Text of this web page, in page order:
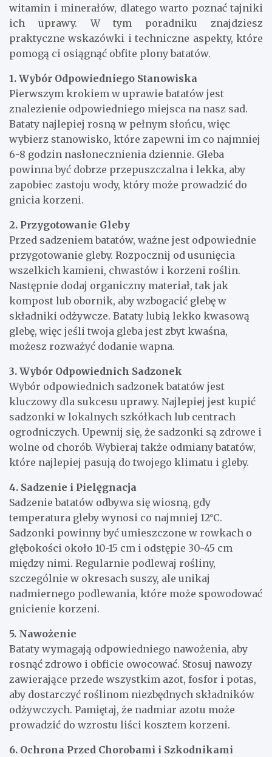
witamin i minerałów, dlatego warto poznać tajniki
ich uprawy. W tym poradniku znajdziesz
praktyczne wskazówki i techniczne aspekty, które
pomogą ci osiągnąć obfite plony batatów.
1. Wybór Odpowiedniego Stanowiska
Pierwszym krokiem w uprawie batatów jest
znalezienie odpowiedniego miejsca na nasz sad.
Bataty najlepiej rosną w pełnym słońcu, więc
wybierz stanowisko, które zapewni im co najmniej
6-8 godzin nasłonecznienia dziennie. Gleba
powinna być dobrze przepuszczalna i lekka, aby
zapobiec zastoju wody, który może prowadzić do
gnicia korzeni.
2. Przygotowanie Gleby
Przed sadzeniem batatów, ważne jest odpowiednie
przygotowanie gleby. Rozpocznij od usunięcia
wszelkich kamieni, chwastów i korzeni roślin.
Następnie dodaj organiczny materiał, tak jak
kompost lub obornik, aby wzbogacić glebę w
składniki odżywcze. Bataty lubią lekko kwasową
glebę, więc jeśli twoja gleba jest zbyt kwaśna,
możesz rozważyć dodanie wapna.
3. Wybór Odpowiednich Sadzonek
Wybór odpowiednich sadzonek batatów jest
kluczowy dla sukcesu uprawy. Najlepiej jest kupić
sadzonki w lokalnych szkółkach lub centrach
ogrodniczych. Upewnij się, że sadzonki są zdrowe i
wolne od chorób. Wybieraj także odmiany batatów,
które najlepiej pasują do twojego klimatu i gleby.
4. Sadzenie i Pielęgnacja
Sadzenie batatów odbywa się wiosną, gdy
temperatura gleby wynosi co najmniej 12°C.
Sadzonki powinny być umieszczone w rowkach o
głębokości około 10-15 cm i odstępie 30-45 cm
między nimi. Regularnie podlewaj rośliny,
szczególnie w okresach suszy, ale unikaj
nadmiernego podlewania, które może spowodować
gnicienie korzeni.
5. Nawożenie
Bataty wymagają odpowiedniego nawożenia, aby
rosnąć zdrowo i obficie owocować. Stosuj nawozy
zawierające przede wszystkim azot, fosfor i potas,
aby dostarczyć roślinom niezbędnych składników
odżywczych. Pamiętaj, że nadmiar azotu może
prowadzić do wzrostu liści kosztem korzeni.
6. Ochrona Przed Chorobami i Szkodnikami